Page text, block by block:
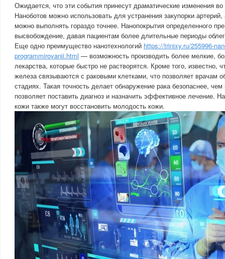
Ожидается, что эти события принесут драматические изменения
Наноботов можно использовать для устранения закупорки
можно выполнять гораздо точнее. Нанопокрытия определенного
высвобождение, давая пациентам более длительные периоды
Еще одно преимущество нанотехнологий https://trinixy.ru/255996-
programmirovanii.html — возможность производить более мелкие,
лекарства, которые быстро не растворятся. Кроме того, известно,
железа связываются с раковыми клетками, что позволяет врачам
стадиях. Такая точность делает обнаружение рака безопаснее,
позволяет поставить диагноз и назначить эффективное лечение.
кожи также могут восстановить молодость кожи.